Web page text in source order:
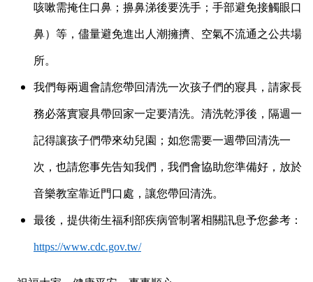
咳嗽需掩住口鼻；擤鼻涕後要洗手；手部避免接觸眼口
鼻）等，儘量避免進出人潮擁擠、空氣不流通之公共場
所。
我們每兩週會請您帶回清洗一次孩子們的寢具，請家長
務必落實寢具帶回家一定要清洗。清洗乾淨後，隔週一
記得讓孩子們帶來幼兒園；如您需要一週帶回清洗一
次，也請您事先告知我們，我們會協助您準備好，放於
音樂教室靠近門口處，讓您帶回清洗。
最後，提供衛生福利部疾病管制署相關訊息予您參考：
https://www.cdc.gov.tw/